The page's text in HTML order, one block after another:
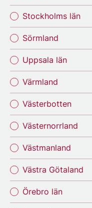
Stockholms län
Sörmland
Uppsala län
Värmland
Västerbotten
Västernorrland
Västmanland
Västra Götaland
Örebro län